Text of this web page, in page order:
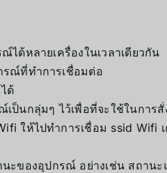
ได้หลายเครื่องในเวลาเดียวกัน
รณ์ที่ทำการเชื่อมต่อ
ด้
ป็นกลุ่มๆ ไว้เพื่อที่จะใช้ในการ
ให้ไปทำการเชื่อม ssid Wifi
ะของอุปกรณ์ อย่างเช่น สถาน